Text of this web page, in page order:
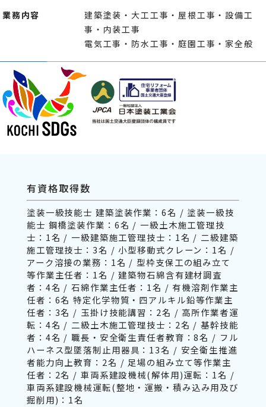
業務内容
建築塗装・大工工事・屋根工事・設備工
事・内装工事
電気工事・防水工事・庭園工事・家全般
有資格取得数
塗装一級技能士 建築塗装作業：6名 / 塗装一級技
能士 鋼橋塗装作業：6名 / 一級土木施工管理技
士：1名 / 一級建築施工管理技士：1名 / 二級建築
施工管理技士：3名 / 小型移動式クレーン：1名 /
アーク溶接の業務：1名 / 型枠支保工の組み立て
等作業主任者：1名 / 建築物石綿含有建材調査
者：4名 / 石綿作業主任者：1名 / 有機溶剤作業主
任者：6名 特定化学物質・四アルキル鉛等作業主
任者：3名 / 玉掛け技能講習：2名 / 高所作業者運
転：4名 / 二級土木施工管理技士：2名 / 基幹技能
者：4名 / 職長・安全衛生責任者教育：8名 / フル
ハーネス型墜落制止用器具：13名 / 安全衛生推進
者能力向上教育：2名 / 足場の組み立て等作業主
任者：2名 / 車両系建設機械(解体用)運転：1名 /
車両系建設機械運転(整地・運搬・積み込み用及び
掘削用)：1名